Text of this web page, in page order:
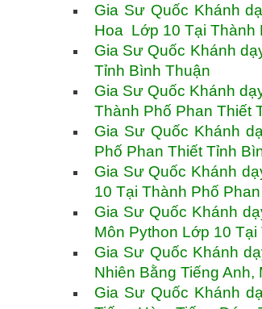
Gia Sư Quốc Khánh
Hoa Lớp 10 Tại Thành
Gia Sư Quốc Khánh
Tỉnh Bình Thuận
Gia Sư Quốc Khánh
Thành Phố Phan Thiết
Gia Sư Quốc Khánh
Phố Phan Thiết Tỉnh
Gia Sư Quốc Khánh
10 Tại Thành Phố
Gia Sư Quốc Khánh
Môn Python Lớp 10
Gia Sư Quốc Khánh
Nhiên Bằng Tiếng
Gia Sư Quốc Khánh